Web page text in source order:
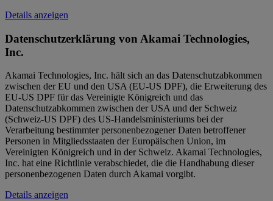
Details anzeigen
Datenschutzerklärung von Akamai Technologies,
Inc.
Akamai Technologies, Inc. hält sich an das Datenschutzabkommen
zwischen der EU und den USA (EU-US DPF), die Erweiterung des
EU-US DPF für das Vereinigte Königreich und das
Datenschutzabkommen zwischen der USA und der Schweiz
(Schweiz-US DPF) des US-Handelsministeriums bei der
Verarbeitung bestimmter personenbezogener Daten betroffener
Personen in Mitgliedsstaaten der Europäischen Union, im
Vereinigten Königreich und in der Schweiz. Akamai Technologies,
Inc. hat eine Richtlinie verabschiedet, die die Handhabung dieser
personenbezogenen Daten durch Akamai vorgibt.
Details anzeigen